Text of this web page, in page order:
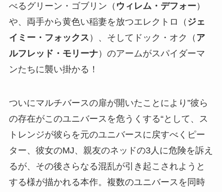
べるグリーン・ゴブリン（ ウィレム・デフォー ）
や、両手から黄色い稲妻を放つエレクトロ（ ジェ
イミー・フォックス ）、そしてドック・オク（ ア
ルフレッド・モリーナ）のアームがスパイダーマ
ンたちに襲い掛かる！
ついにマルチバースの扉が開いたことにより”彼ら
の存在がこのユニバースを危うくする“として、ス
トレンジが彼らを元のユニバースに戻すべくピー
ター、彼女のMJ、親友のネッドの3人に危険を訴え
るが、その後さらなる混乱が引き起こされようと
する様が描かれる本作。複数のユニバースを同時